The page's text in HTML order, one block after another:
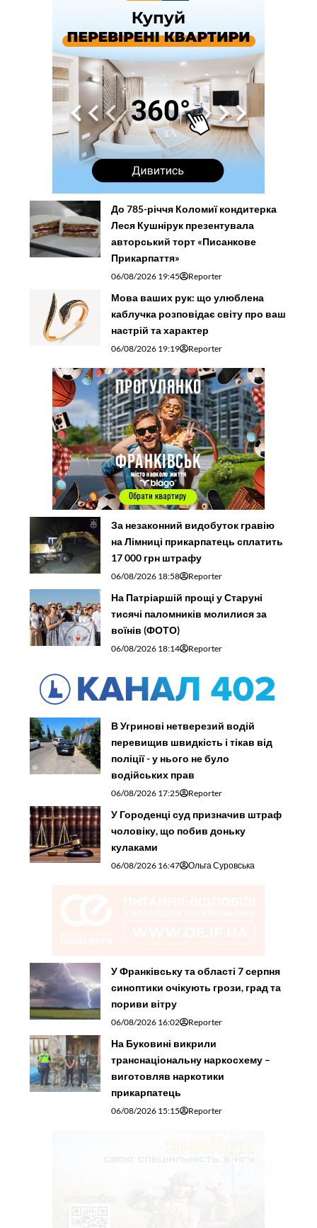
До 785-річчя Коломиї кондитерка
авторський торт «Писанкове
Прикарпаття»
06/08/2026 19:45 Reporter
Мова ваших рук: що улюблена
каблучка розповідає світу про ваш
настрій та характер
06/08/2026 19:19 Reporter
За незаконний видобуток гравію
на Лімниці прикарпатець сплатить
17 000 грн штрафу
06/08/2026 18:58 Reporter
На Патріаршій прощі у Старуні
тисячі паломників молилися за
воїнів (ФОТО)
06/08/2026 18:14 Reporter
В Угринові нетверезий водій
перевищив швидкість і тікав від
поліції - у нього не було
06/08/2026 17:25 Reporter
У Городенці суд призначив штраф
чоловіку, що побив доньку
кулаками
06/08/2026 16:47 Ольга Суровська
пориви вітру
06/08/2026 16:02 Reporter
На Буковині викрили
транснаціональну наркосхему –
виготовляв наркотики
прикарпатець
06/08/2026 15:15 Reporter